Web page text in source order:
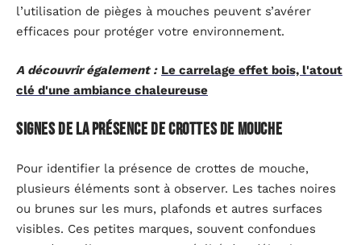
l’utilisation de pièges à mouches peuvent s’avérer
efficaces pour protéger votre environnement.
A découvrir également : Le carrelage effet bois, l'atout
clé d'une ambiance chaleureuse
Signes de la présence de crottes de mouche
Pour identifier la présence de crottes de mouche,
plusieurs éléments sont à observer. Les taches noires
ou brunes sur les murs, plafonds et autres surfaces
visibles. Ces petites marques, souvent confondues